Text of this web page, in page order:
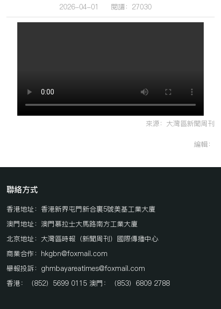
2026-04-01 閱讀： 27030
來源：大灣區新聞周刊
編輯：
聯絡方式
香港地址：香港新界屯門新合裏5號美基工業大廈
澳門地址：澳門慕拉士大馬路南方工業大廈
北京地址：大灣區時報（新聞周刊）國際傳播中心
商業合作：hkgbn@foxmail.com
舉報投訴：ghmbayareatimes@foxmail.com
香港：（852）5699 0115 澳門：（853）6809 2788